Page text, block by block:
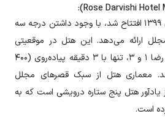
که در سال ۱۳۹۹ افتتاح شد، با وجود داشتن درجه سه
ارائه می‌دهد. این هتل در موقعیتی
استثنایی، بین خیابان امام رضا ۱ و ۳، تنها با ۳ دقیقه پیاده‌روی (۴۰۰
معماری هتل از سبک قصرهای مجلل
یادآور هتل پنج ستاره درویشی است که به
است.